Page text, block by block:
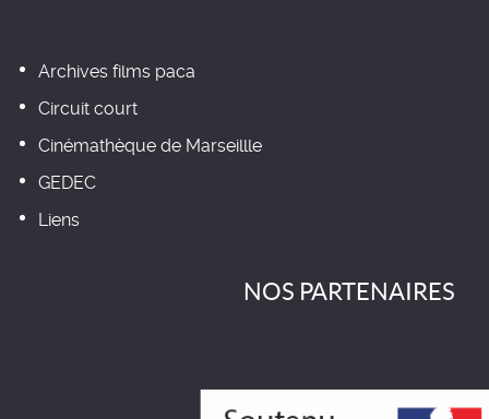
Archives films paca
Circuit court
Cinémathèque de Marseillle
GEDEC
Liens
NOS PARTENAIRES